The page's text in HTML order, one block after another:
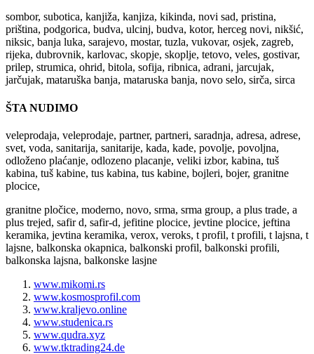
sombor, subotica, kanjiža, kanjiza, kikinda, novi sad, pristina,
priština, podgorica, budva, ulcinj, budva, kotor, herceg novi, nikšić,
niksic, banja luka, sarajevo, mostar, tuzla, vukovar, osjek, zagreb,
rijeka, dubrovnik, karlovac, skopje, skoplje, tetovo, veles, gostivar,
prilep, strumica, ohrid, bitola, sofija, ribnica, adrani, jarcujak,
jarčujak, mataruška banja, mataruska banja, novo selo, sirča, sirca
ŠTA NUDIMO
veleprodaja, veleprodaje, partner, partneri, saradnja, adresa, adrese,
svet, voda, sanitarija, sanitarije, kada, kade, povolje, povoljna,
odloženo plaćanje, odlozeno placanje, veliki izbor, kabina, tuš
kabina, tuš kabine, tus kabina, tus kabine, bojleri, bojer, granitne
plocice,
granitne pločice, moderno, novo, srma, srma group, a plus trade, a
plus trejed, safir d, safir-d, jefitine plocice, jevtine plocice, jeftina
keramika, jevtina keramika, verox, veroks, t profil, t profili, t lajsna, t
lajsne, balkonska okapnica, balkonski profil, balkonski profili,
balkonska lajsna, balkonske lasjne
www.mikomi.rs
www.kosmosprofil.com
www.kraljevo.online
www.studenica.rs
www.qudra.xyz
www.tktrading24.de